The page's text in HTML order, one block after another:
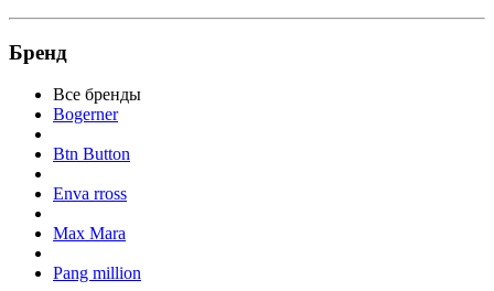
Бренд
Все бренды
Bogerner
Btn Button
Enva rross
Max Mara
Pang million